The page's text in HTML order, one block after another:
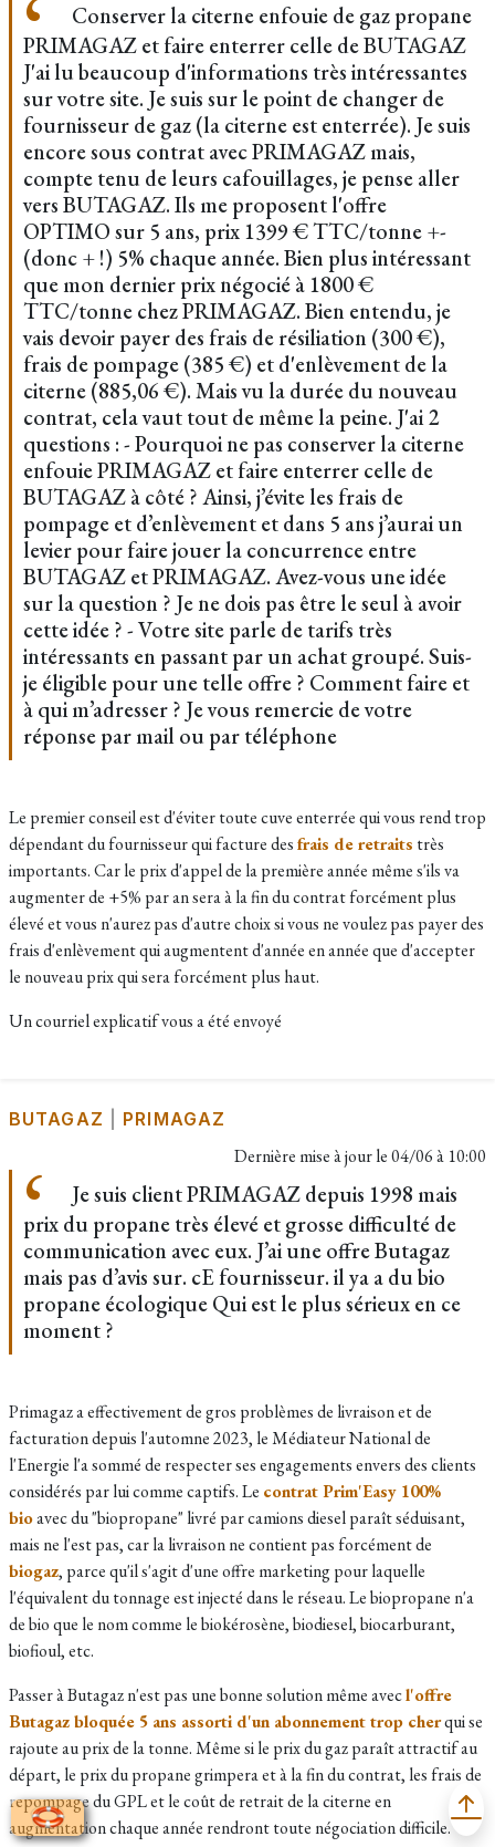
Conserver la citerne enfouie de gaz propane
PRIMAGAZ et faire enterrer celle de BUTAGAZ
J'ai lu beaucoup d'informations très intéressantes
sur votre site. Je suis sur le point de changer de
fournisseur de gaz (la citerne est enterrée). Je suis
encore sous contrat avec PRIMAGAZ mais,
compte tenu de leurs cafouillages, je pense aller
vers BUTAGAZ. Ils me proposent l'offre
OPTIMO sur 5 ans, prix 1399 € TTC/tonne +-
(donc + !) 5% chaque année. Bien plus intéressant
que mon dernier prix négocié à 1800 €
TTC/tonne chez PRIMAGAZ. Bien entendu, je
vais devoir payer des frais de résiliation (300 €),
frais de pompage (385 €) et d'enlèvement de la
citerne (885,06 €). Mais vu la durée du nouveau
contrat, cela vaut tout de même la peine. J'ai 2
questions : - Pourquoi ne pas conserver la citerne
enfouie PRIMAGAZ et faire enterrer celle de
BUTAGAZ à côté ? Ainsi, j’évite les frais de
pompage et d’enlèvement et dans 5 ans j’aurai un
levier pour faire jouer la concurrence entre
BUTAGAZ et PRIMAGAZ. Avez-vous une idée
sur la question ? Je ne dois pas être le seul à avoir
cette idée ? - Votre site parle de tarifs très
intéressants en passant par un achat groupé. Suis-
je éligible pour une telle offre ? Comment faire et
à qui m’adresser ? Je vous remercie de votre
réponse par mail ou par téléphone
Le premier conseil est d'éviter toute cuve enterrée qui vous rend trop
dépendant du fournisseur qui facture desfrais de retraits très
importants. Car le prix d'appel de la première année même s'ils va
augmenter de +5% par an sera à la fin du contrat forcément plus
élevé et vous n'aurez pas d'autre choix si vous ne voulez pas payer des
frais d'enlèvement qui augmentent d'année en année que d'accepter
le nouveau prix qui sera forcément plus haut.
Un courriel explicatif vous a été envoyé
BUTAGAZ PRIMAGAZ
Dernière mise à jour le04/06 à 10:00
Je suis client PRIMAGAZ depuis 1998 mais
prix du propane très élevé et grosse difficulté de
communication avec eux. J’ai une offre Butagaz
mais pas d’avis sur. cE fournisseur. il ya a du bio
propane écologique Qui est le plus sérieux en ce
moment ?
Primagaz a effectivement de gros problèmes de livraison et de
facturation depuis l'automne 2023, le Médiateur National de
l'Energie l'a sommé de respecter ses engagements envers des clients
considérés par lui comme captifs. Le contrat Prim'Easy 100%
bioavec du "biopropane" livré par camions diesel paraît séduisant,
mais ne l'est pas, car la livraison ne contient pas forcément de
biogaz, parce qu'il s'agit d'une offre marketing pour laquelle
l'équivalent du tonnage est injecté dans le réseau. Le biopropane n'a
de bio que le nom comme le biokérosène, biodiesel, biocarburant,
biofioul, etc.
Passer à Butagaz n'est pas une bonne solution même avecl'offre
Butagaz bloquée 5 ans assorti d'un abonnement trop cherqui se
rajoute au prix de la tonne. Même si le prix du gaz paraît attractif au
départ, le prix du propane grimpera et à la fin du contrat, les frais de
repompage du GPL et le coût de retrait de la citerne en
augmentation chaque année rendront toute négociation difficile.